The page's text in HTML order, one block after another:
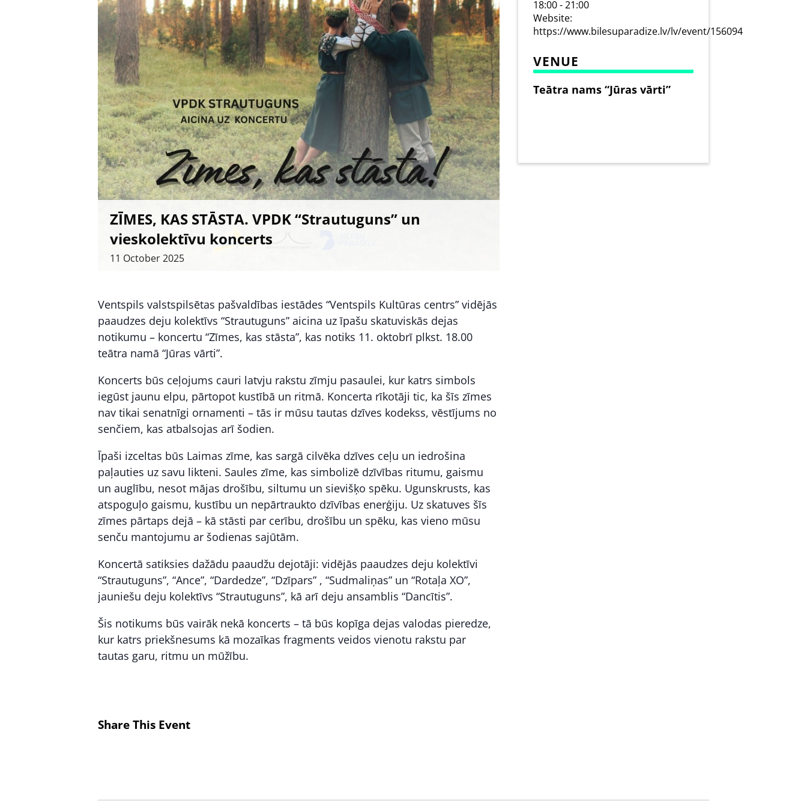
ZĪMES, KAS STĀSTA. VPDK “Strautuguns” un
vieskolektīvu koncerts
11 October2025
Ventspils valstspilsētas pašvaldības iestādes “Ventspils Kultūras centrs” vidējās
paaudzes deju kolektīvs “Strautuguns” aicina uz īpašu skatuviskās dejas
notikumu – koncertu “Zīmes, kas stāsta”, kas notiks 11. oktobrī plkst. 18.00
teātra namā “Jūras vārti”.
Koncerts būs ceļojums cauri latvju rakstu zīmju pasaulei, kur katrs simbols
iegūst jaunu elpu, pārtopot kustībā un ritmā. Koncerta rīkotāji tic, ka šīs zīmes
nav tikai senatnīgi ornamenti – tās ir mūsu tautas dzīves kodekss, vēstījums no
senčiem, kas atbalsojas arī šodien.
Īpaši izceltas būs Laimas zīme, kas sargā cilvēka dzīves ceļu un iedrošina
paļauties uz savu likteni. Saules zīme, kas simbolizē dzīvības ritumu, gaismu
un auglību, nesot mājas drošību, siltumu un sievišķo spēku. Ugunskrusts, kas
atspoguļo gaismu, kustību un nepārtraukto dzīvības enerģiju. Uz skatuves šīs
zīmes pārtaps dejā – kā stāsti par cerību, drošību un spēku, kas vieno mūsu
senču mantojumu ar šodienas sajūtām.
Koncertā satiksies dažādu paaudžu dejotāji: vidējās paaudzes deju kolektīvi
“Strautuguns”, “Ance”, “Dardedze”, “Dzīpars” , “Sudmaliņas” un “Rotaļa XO”,
jauniešu deju kolektīvs “Strautuguns”, kā arī deju ansamblis “Dancītis”.
Šis notikums būs vairāk nekā koncerts – tā būs kopīga dejas valodas pieredze,
kur katrs priekšnesums kā mozaīkas fragments veidos vienotu rakstu par
tautas garu, ritmu un mūžību.
Share This Event
18:00 - 21:00
Website:
https://www.bilesuparadize.lv/lv/event/156094
VENUE
Teātra nams “Jūras vārti”